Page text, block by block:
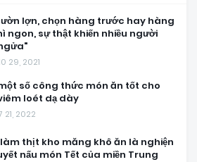
lợn, chọn hàng trước hay hàng
ngon, sự thật khiến nhiều người
29, 2021
số công thức món ăn tốt cho
loét dạ dày
21, 2022
thịt kho măng khô ăn là nghiện
nấu món Tết của miền Trung